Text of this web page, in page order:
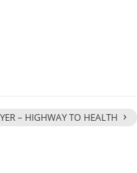
– HIGHWAY TO HEALTH ›